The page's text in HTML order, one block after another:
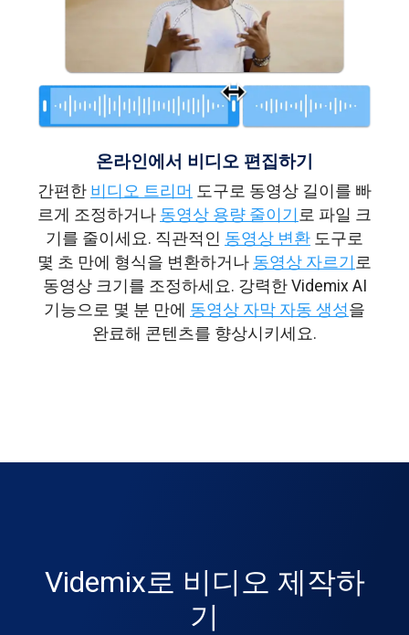
온라인에서 비디오 편집하기
간편한 비디오 트리머 도구로 동영상 길이를 빠
르게 조정하거나 동영상 용량 줄이기 로 파일 크
기를 줄이세요. 직관적인 동영상 변환 도구로
몇 초 만에 형식을 변환하거나 동영상 자르기 로
동영상 크기를 조정하세요. 강력한 Videmix AI
기능으로 몇 분 만에 동영상 자막 자동 생성을
완료해 콘텐츠를 향상시키세요.
Videmix로 비디오 제작하
기